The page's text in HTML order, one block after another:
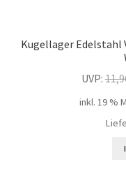
Kugellager Edelstahl
UVP:
inkl. 19 %